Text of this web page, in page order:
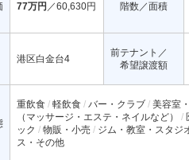
77万円 ／60,630円 階数／面積
港区白金台4
前テナント／
希望譲渡額
重飲食 軽飲食 バー・クラブ 美容室
（マッサージ・エステ・ネイルなど）
ック
物販・小売 ジム・教室・スタジ
ス・その他